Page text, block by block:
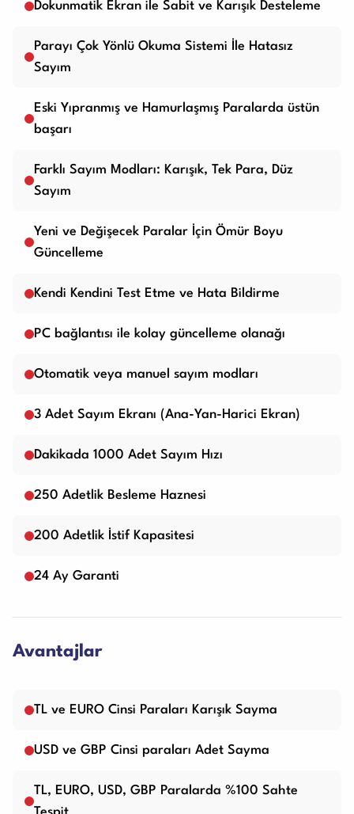
Dokunmatik Ekran ile Sabit ve Karışık Desteleme
Parayı Çok Yönlü Okuma Sistemi İle Hatasız
Sayım
Eski Yıpranmış ve Hamurlaşmış Paralarda üstün
başarı
Farklı Sayım Modları: Karışık, Tek Para, Düz
Sayım
Yeni ve Değişecek Paralar İçin Ömür Boyu
Güncelleme
Kendi Kendini Test Etme ve Hata Bildirme
PC bağlantısı ile kolay güncelleme olanağı
Otomatik veya manuel sayım modları
3 Adet Sayım Ekranı (Ana-Yan-Harici Ekran)
Dakikada 1000 Adet Sayım Hızı
250 Adetlik Besleme Haznesi
200 Adetlik İstif Kapasitesi
24 Ay Garanti
Avantajlar
TL ve EURO Cinsi Paraları Karışık Sayma
USD ve GBP Cinsi paraları Adet Sayma
TL, EURO, USD, GBP Paralarda %100 Sahte